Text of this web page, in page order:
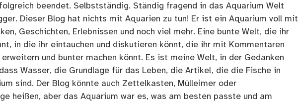
beendet. Selbstständig. Ständig fragend in das Aquarium Welt
Dieser Blog hat nichts mit Aquarien zu tun! Er ist ein Aquarium voll mit
Geschichten, Erlebnissen und noch viel mehr. Eine bunte Welt, die ihr
in die ihr eintauchen und diskutieren könnt, die ihr mit Kommentaren
erweitern und bunter machen könnt. Es ist meine Welt, in der Gedanken
Wasser, die Grundlage für das Leben, die Artikel, die die Fische in
sind. Der Blog könnte auch Zettelkasten, Mülleimer oder
heißen, aber das Aquarium war es, was am besten passte und am